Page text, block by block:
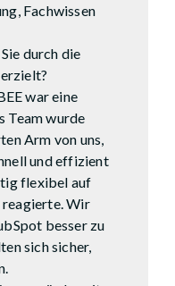
Fachwissen
durch die
war eine
Team wurde
Arm von uns,
und effizient
flexibel auf
reagierte. Wir
besser zu
sich sicher,